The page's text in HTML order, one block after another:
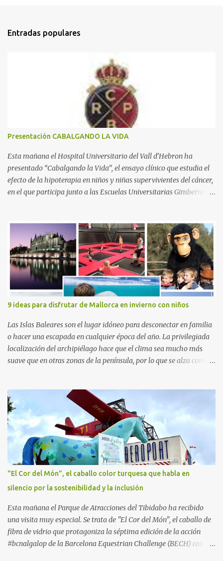
e
s
Entradas populares
Presentación CABALGANDO LA VIDA
Esta mañana el Hospital Universitario del Vall d’Hebron ha
presentado “Cabalgando la Vida”, el ensayo clínico que estudia el
efecto de la hipoterapia en niños y niñas supervivientes del cáncer,
en el que participa junto a las Escuelas Universitarias Gimbernat,
presencia de Emilio Zegrí, presidente de la Fundación RCPB; la Dra.
Anna Llort, adjunta del Servicio de Oncología Pediátrica del
Hospital Vall d’Hebron e investigadora del grupo de Investigación
Traslacional en Cáncer en la Infancia y la Adolescencia del Vall
d’Hebron Instituto de Investigación (VHIR); Anna Saló, psicóloga
del Servicio de Oncología Pediátrica del Vall d’Hebron y del grupo
de Investigación Traslacional en Cáncer en la Infancia y la
Adolescencia del VHIR y Teresa Xipell, fisioterapeuta y directora de
hipoterapia en la Fundación Federica Cerdá. Imágenes cortesía de
asesoría de ...
9 ideas para disfrutar de Mallorca en invierno con niños
Las Islas Baleares son el lugar idóneo para desconectar en familia
o hacer una escapada en cualquier época del año. La privilegiada
localización del archipiélago hace que el clima sea mucho más
suave que en otras zonas de la península, por lo que se alza como
ejemplo, ofrece un amplio abanico de posibilidades, desde
actividades al aire libre, propuestas lúdicas o deportivas, hasta
propuestas gastronómicas para poder disfrutar al máximo con los
niños y garantizar una experiencia inolvidable. Palma Aquarium
A unos 15 minutos en coche de la capital Balear y a tan sólo 500
metros de la playa, se encuentra el Palma Aquarium, un lugar
donde grandes y pequeños quedarán fascinados con los 8.000
ejemplares de 700 especies distintas procedentes del Mediterráneo
y los océanos Índico, Atlántico y Pacífico. El recorrido por el
acuario se plantea como un viaje a...
"El Cor del Món”, el caballo color turquesa que habla en
silencio por la sostenibilidad y la inclusión
Esta mañana el Parque de Atracciones del Tibidabo ha recibido
una visita muy especial. Se trata de "El Cor del Món", el caballo de
fibra de vidrio que protagoniza la séptima edición de la acción
#bcnalgalop de la Barcelona Equestrian Challenge (BECH) con el